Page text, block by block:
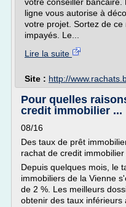
ligne vous autorise à
votre projet. Sortez de
impayés. Le...
Lire la suite
Site : http://
Pour quelles
credit immobilier ...
08/16
Des taux de prêt
rachat de credit
Depuis quelques mois, le
immobiliers de la Vienne
de 2 %. Les meilleurs
obtenir des taux inférieurs